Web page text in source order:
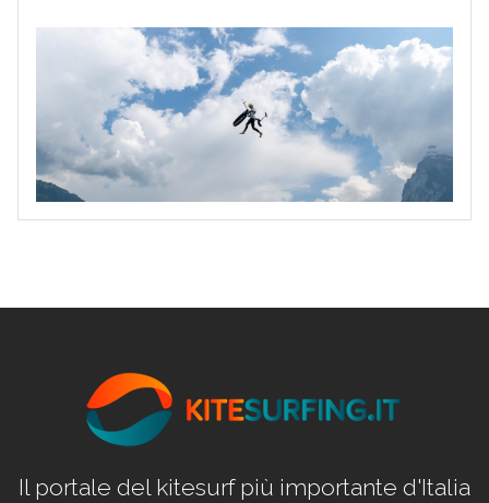
Il portale del kitesurf più importante d'Italia